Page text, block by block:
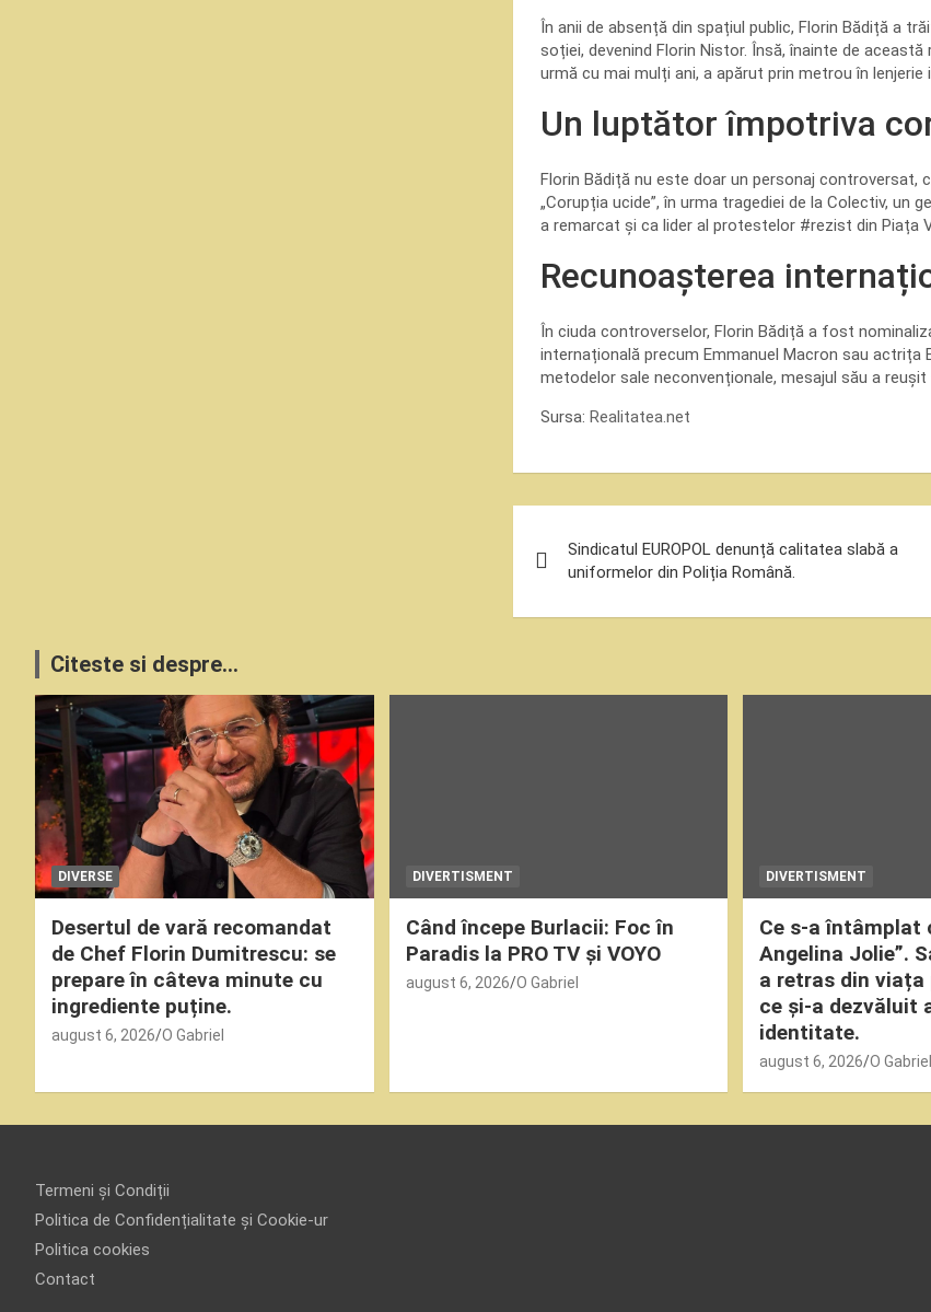
În anii de absență din spațiul public, Florin Bădiță a
soției, devenind Florin Nistor. Însă, înainte de
urmă cu mai mulți ani, a apărut prin metrou în
Un luptător împotriva
Florin Bădiță nu este doar un personaj
„Corupția ucide”, în urma tragediei de la Colectiv,
a remarcat și ca lider al protestelor #rezist din Piața
Recunoașterea
În ciuda controverselor, Florin Bădiță a fost
internațională precum Emmanuel Macron sau
metodelor sale neconvenționale, mesajul său a reușit
Sursa: Realitatea.net
în
articole
Sindicatul EUROPOL denunță calitatea slabă a
uniformelor din Poliția Română.
Citeste si despre...
DIVERSE
Desertul de vară recomandat
de Chef Florin Dumitrescu: se
prepare în câteva minute cu
ingrediente puține.
august 6, 2026 O Gabriel
DIVERTISMENT
Când începe Burlacii: Foc în
Paradis la PRO TV și VOYO
august 6, 2026 O Gabriel
DIVERTISMENT
Ce s-a întâmplat
Angelina Jolie”.
a retras din viața
ce și-a dezvăluit
identitate.
august 6, 2026 O Gabriel
Termeni și Condiții
Politica de Confidențialitate și Cookie-ur
Politica cookies
Contact